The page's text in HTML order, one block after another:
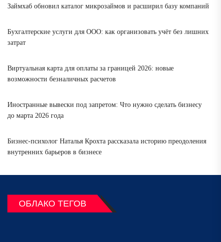
Займхаб обновил каталог микрозаймов и расширил базу компаний
Бухгалтерские услуги для ООО: как организовать учёт без лишних
затрат
Виртуальная карта для оплаты за границей 2026: новые
возможности безналичных расчетов
Иностранные вывески под запретом: Что нужно сделать бизнесу
до марта 2026 года
Бизнес-психолог Наталья Крохта рассказала историю преодоления
внутренних барьеров в бизнесе
ОБЛАКО ТЕГОВ